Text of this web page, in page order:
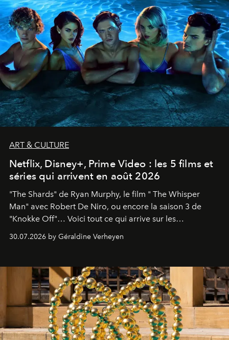
ART & CULTURE
Netflix, Disney+, Prime Video : les 5 films et
séries qui arrivent en août 2026
"The Shards" de Ryan Murphy, le film " The Whisper
Man" avec Robert De Niro, ou encore la saison 3 de
"Knokke Off"… Voici tout ce qui arrive sur les
30.07.2026 by Géraldine Verheyen